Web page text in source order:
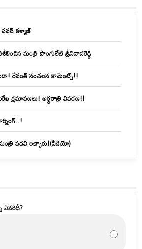
కళ్యాణ్
మంత్రి పొంగులేటి శ్రీనివాసరెడ్డి
రేవంత్ సంచలన కామెంట్స్!!
క్షమాపణలు! అర్ధరాత్రి వివరణ!!
పదవి ఇచ్చారు!(వీడియో)
ఎవరిదీ?